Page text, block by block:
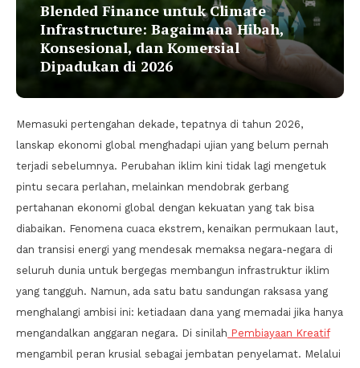
Blended Finance untuk Climate
Infrastructure: Bagaimana Hibah,
Konsesional, dan Komersial
Dipadukan di 2026
Memasuki pertengahan dekade, tepatnya di tahun 2026,
lanskap ekonomi global menghadapi ujian yang belum pernah
terjadi sebelumnya. Perubahan iklim kini tidak lagi mengetuk
pintu secara perlahan, melainkan mendobrak gerbang
pertahanan ekonomi global dengan kekuatan yang tak bisa
diabaikan. Fenomena cuaca ekstrem, kenaikan permukaan laut,
dan transisi energi yang mendesak memaksa negara-negara di
seluruh dunia untuk bergegas membangun infrastruktur iklim
yang tangguh. Namun, ada satu batu sandungan raksasa yang
menghalangi ambisi ini: ketiadaan dana yang memadai jika hanya
mengandalkan anggaran negara. Di sinilah Pembiayaan Kreatif
mengambil peran krusial sebagai jembatan penyelamat. Melalui